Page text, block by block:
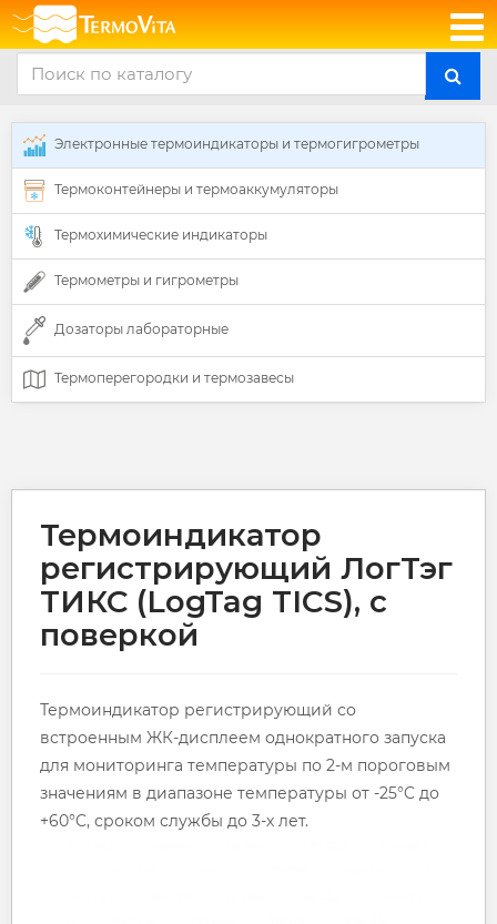
Электронные термоиндикаторы и термогигрометры
Термоконтейнеры и термоаккумуляторы
Термохимические индикаторы
Термометры и гигрометры
Дозаторы лабораторные
Термоперегородки и термозавесы
Термоиндикатор
регистрирующий ЛогТэг
ТИКС (LogTag TICS), с
поверкой
Термоиндикатор регистрирующий со
встроенным ЖК-дисплеем однократного запуска
для мониторинга температуры по 2-м пороговым
значениям в диапазоне температуры от -25°C до
+60°C, сроком службы до 3-х лет.